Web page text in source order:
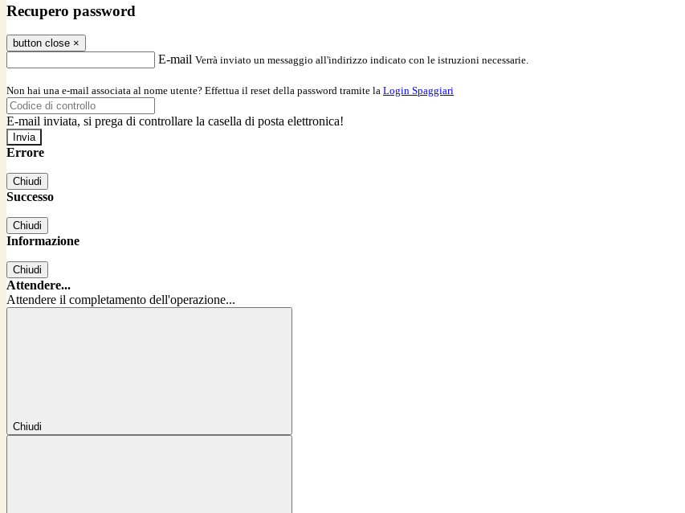
Recupero password
button close ×
E-mail Verrà inviato un messaggio all'indirizzo indicato con le istruzioni necessarie.
Non hai una e-mail associata al nome utente? Effettua il reset della password tramite la Login Spaggiari
E-mail inviata, si prega di controllare la casella di posta elettronica!
Errore
Chiudi
Successo
Chiudi
Informazione
Chiudi
Attendere...
Attendere il completamento dell'operazione...
Chiudi